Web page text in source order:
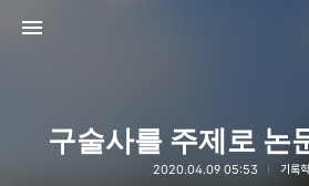
구술사를 주제로 논
2020.04.09 05:53 기록